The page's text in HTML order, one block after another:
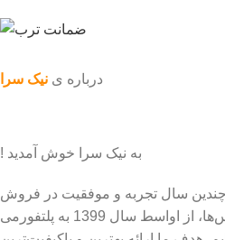
درباره ی نیک سرا
به نیک سرا خوش آمدید !
سال تجربه و موفقیت در فروش
محصولات در مارکت‌پلیس‌ها، از اواسط سال 1399 به پلتفورمی